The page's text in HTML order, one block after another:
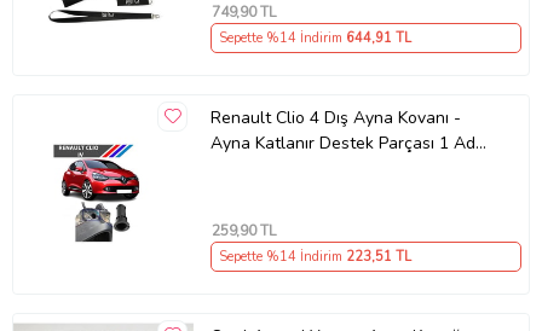
749,90 TL
Sepette %14 İndirim 644,91 TL
Renault Clio 4 Dış Ayna Kovanı -
Ayna Katlanır Destek Parçası 1 Adet
259,90 TL
Sepette %14 İndirim 223,51 TL